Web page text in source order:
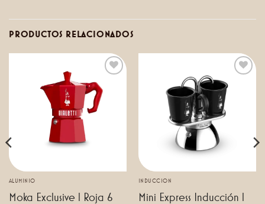
PRODUCTOS RELACIONADOS
Añadir a
favoritos
ALUMINIO
Moka Exclusive l Roja 6
Añadir a
INDUCCION
Mini Express Inducción l